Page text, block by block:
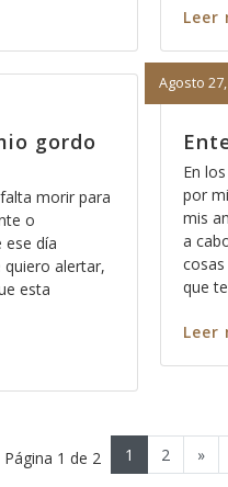
Leer
gordo
morir para
o
ese día
quiero alertar,
esta
Agosto
En
por
mis
a
que
Leer
Página 1 de 2 1 2 »